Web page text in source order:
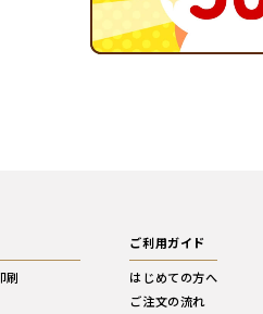
刷
ご利用ガイド
はじめての方へ
ご注文の流れ